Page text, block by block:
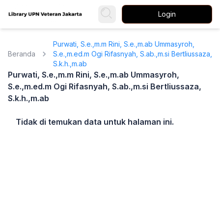
Login
Beranda
Purwati, S.e.,m.m Rini, S.e.,m.ab Ummasyroh,
S.e.,m.ed.m Ogi Rifasnyah, S.ab.,m.si Bertliussaza,
S.k.h.,m.ab
Purwati, S.e.,m.m Rini, S.e.,m.ab Ummasyroh,
S.e.,m.ed.m Ogi Rifasnyah, S.ab.,m.si Bertliussaza,
S.k.h.,m.ab
Tidak di temukan data untuk halaman ini.